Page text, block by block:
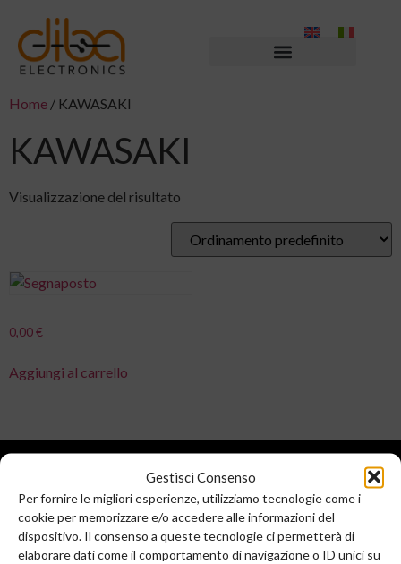
Gestisci Consenso
Per fornire le migliori esperienze, utilizziamo tecnologie come i
cookie per memorizzare e/o accedere alle informazioni del
dispositivo. Il consenso a queste tecnologie ci permetterà di
elaborare dati come il comportamento di navigazione o ID unici su
Home / KAWASAKI
KAWASAKI
Visualizzazione del risultato
0,00€
Aggiungi al carrello